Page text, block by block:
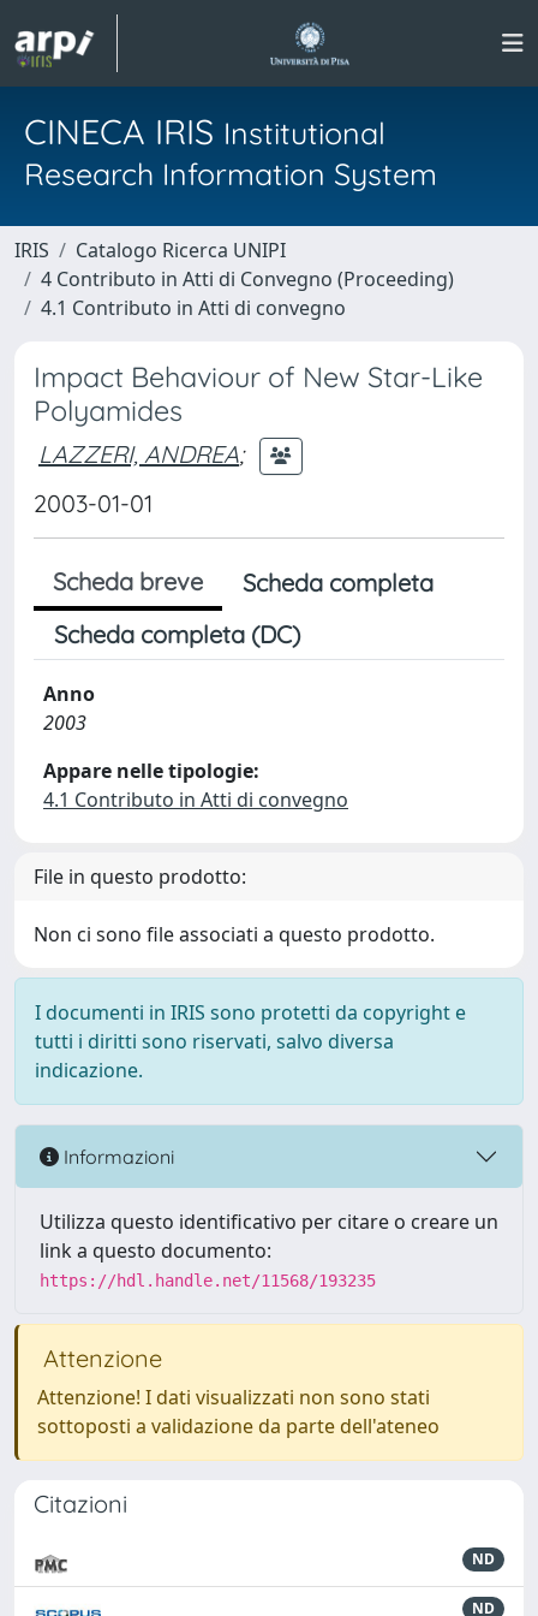
CINECA IRIS Institutional
Research Information System
IRIS
Catalogo Ricerca UNIPI
4 Contributo in Atti di Convegno (Proceeding)
4.1 Contributo in Atti di convegno
Impact Behaviour of New Star-Like
Polyamides
LAZZERI, ANDREA;
2003-01-01
Scheda breve
Scheda completa
Scheda completa (DC)
Anno
2003
Appare nelle tipologie:
4.1 Contributo in Atti di convegno
File in questo prodotto:
Non ci sono file associati a questo prodotto.
I documenti in IRIS sono protetti da copyright e
tutti i diritti sono riservati, salvo diversa
indicazione.
Informazioni
Utilizza questo identificativo per citare o creare un
link a questo documento:
https://hdl.handle.net/11568/193235
Attenzione
Attenzione! I dati visualizzati non sono stati
sottoposti a validazione da parte dell'ateneo
Citazioni
ND
ND